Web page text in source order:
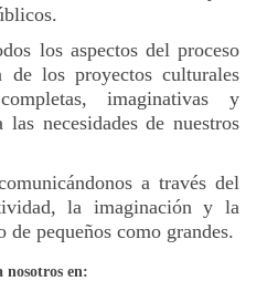
los aspectos del proceso
de los proyectos culturales
imaginativas y
necesidades de nuestros
a través del
la imaginación y la
de pequeños como grandes.
nosotros en: